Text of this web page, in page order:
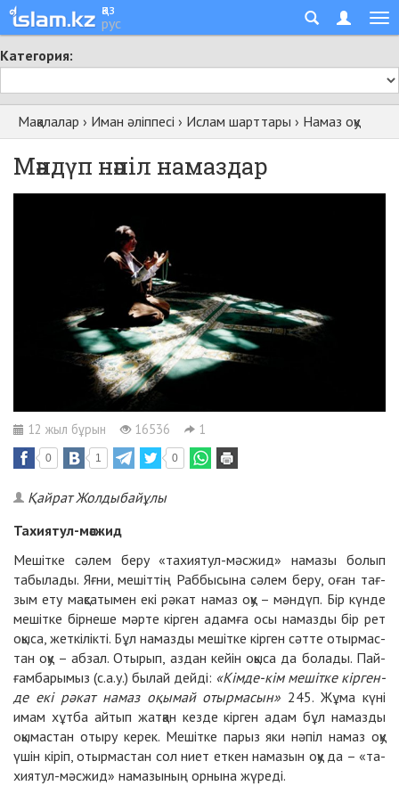
қаз
рус
Категория:
Мақалалар › Иман әліппесі › Ислам шарттары › Намаз оқу
Мән­дүп нә­піл на­маз­дар
12 жыл бұрын 16536 1
0 1 0
Қайрат Жолдыбайұлы
Та­хия­тул-мәс­жид
Ме­шіт­ке сә­лем бе­ру «та­хия­тул-мәс­жид» на­ма­зы болып
табылады. Яғ­ни, ме­шіт­тің Раб­бы­сы­на сә­лем бе­ру, оған тағ­
зым ету мақ­са­ты­мен екі рә­кат на­маз оқу – мән­дүп. Бір күн­де
ме­шіт­ке бір­не­ше мәр­те кір­ген адам­ға осы на­маз­ды бір рет
оқы­са, жет­кі­лік­ті. Бұл на­маз­ды ме­шіт­ке кір­ген сәт­те отыр­мас­
тан оқу – аб­зал. Оты­рып, аз­дан кейін оқы­са да бо­ла­ды. Пай­
ғам­ба­ры­мыз (с.а.у.) бы­лай дейді: «Кім­де-кім ме­шіт­ке кір­ген­
де екі рә­кат на­маз оқы­май отыр­ма­сын» 245. Жұ­ма кү­ні
имам хұт­ба ай­тып жат­қан кез­де кір­ген адам бұл на­маз­ды
оқы­мас­тан оты­ру ке­рек. Ме­шіт­ке па­рыз яки нә­піл на­маз оқу
үшін кі­ріп, отыр­мас­тан сол ниет ет­кен на­ма­зын оқу да – «та­
хия­тул-мәс­жид» на­ма­зы­ның ор­ны­на жү­ре­ді.